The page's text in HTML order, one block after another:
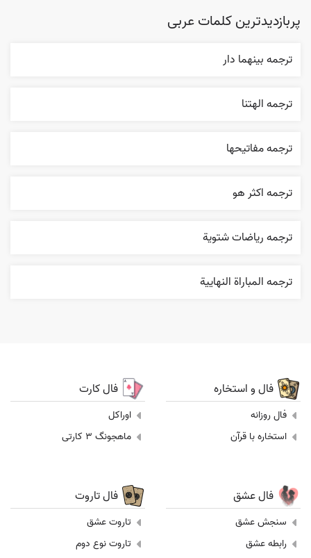
پربازدیدترین کلمات عربی
ترجمه بينهما دار
ترجمه الهتنا
ترجمه مفاتيحها
ترجمه اکثر هو
ترجمه رياضات شتوية
ترجمه المباراة النهایية
فال و استخاره
فال روزانه
استخاره با قرآن
فال کارت
اوراکل
ماهجونگ 3 کارتی
فال عشق
سنجش عشق
رابطه عشق
فال تاروت
تاروت عشق
تاروت نوع دوم